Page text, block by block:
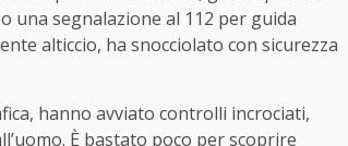
una segnalazione al 112 per guida
alticcio, ha snocciolato con sicurezza
hanno avviato controlli incrociati,
È bastato poco per scoprire